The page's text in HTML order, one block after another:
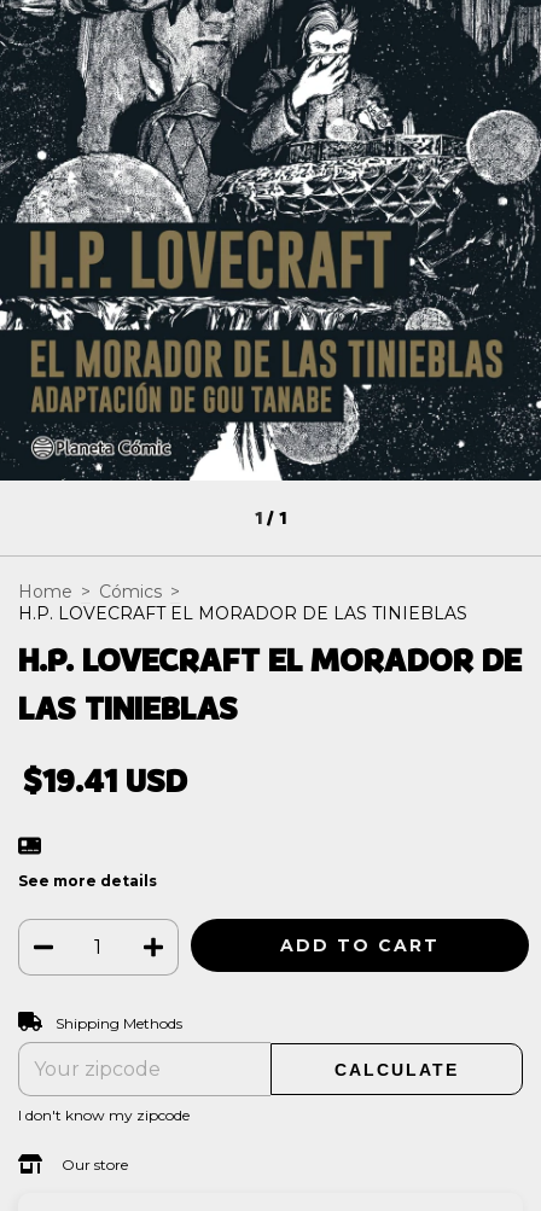
1/1
Home > Cómics >
H.P. LOVECRAFT EL MORADOR DE LAS TINIEBLAS
H.P. LOVECRAFT EL MORADOR DE
LAS TINIEBLAS
$19.41 USD
See more details
Shipping for zipcode:
Shipping Methods
CALCULATE
I don't know my zipcode
Our store